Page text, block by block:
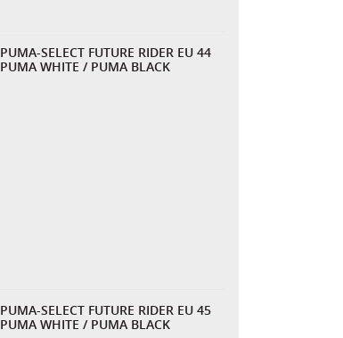
PUMA-SELECT FUTURE RIDER EU 44
PUMA WHITE / PUMA BLACK
PUMA-SELECT FUTURE RIDER EU 45
PUMA WHITE / PUMA BLACK